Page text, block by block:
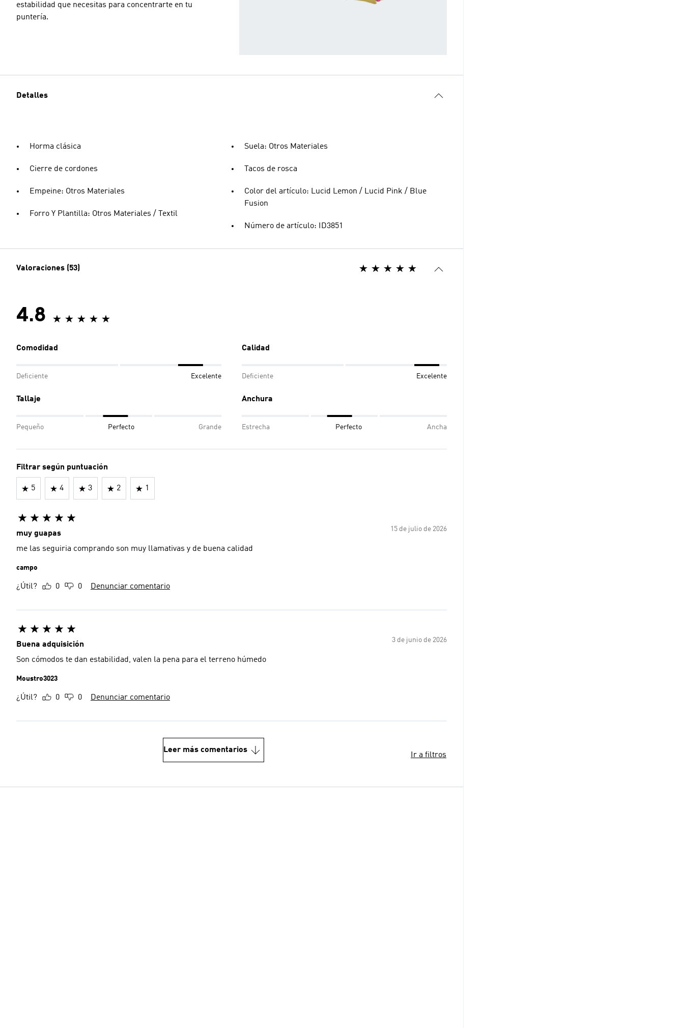
estabilidad que necesitas para concentrarte en tu
puntería.
Detalles
Horma clásica
Cierre de cordones
Empeine: Otros Materiales
Forro Y Plantilla: Otros Materiales / Textil
Suela: Otros Materiales
Tacos de rosca
Color del artículo: Lucid Lemon / Lucid Pink / Blue
Fusion
Número de artículo: ID3851
Valoraciones (53)
4.8
Comodidad
Deficiente Excelente
Calidad
Deficiente Excelente
Tallaje
Pequeño Perfecto Grande
Anchura
Estrecha Perfecto Ancha
Filtrar según puntuación
5 4 3 2 1
15 de julio de 2026
muy guapas
me las seguiria comprando son muy llamativas y de buena calidad
campo
¿Útil? 0 0 Denunciar comentario
3 de junio de 2026
Buena adquisición
Son cómodos te dan estabilidad, valen la pena para el terreno húmedo
Moustro3023
¿Útil? 0 0 Denunciar comentario
Leer más comentarios
Ir a filtros